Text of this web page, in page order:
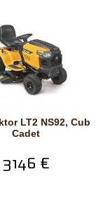
Cadet
3146 €